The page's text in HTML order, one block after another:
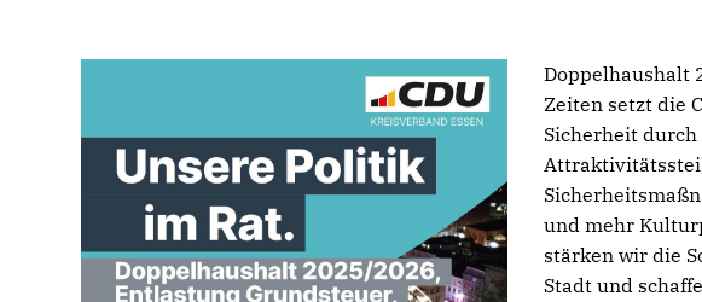
Doppelhaushalt
Zeiten setzt die
Sicherheit
und mehr
stärken wir die
Stadt und